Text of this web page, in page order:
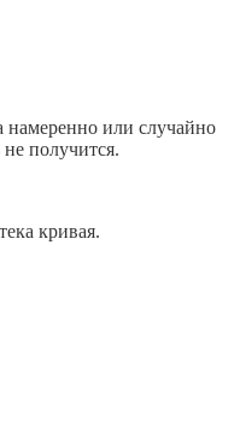
намеренно или случайно
получится.
кривая.